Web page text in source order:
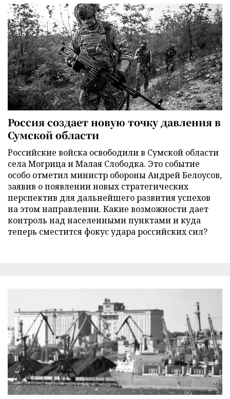
Россия создает новую точку давления в
Сумской области
Российские войска освободили в Сумской области
села Могрица и Малая Слободка. Это событие
особо отметил министр обороны Андрей Белоусов,
заявив о появлении новых стратегических
перспектив для дальнейшего развития успехов
на этом направлении. Какие возможности дает
контроль над населенными пунктами и куда
теперь сместится фокус удара российских сил?